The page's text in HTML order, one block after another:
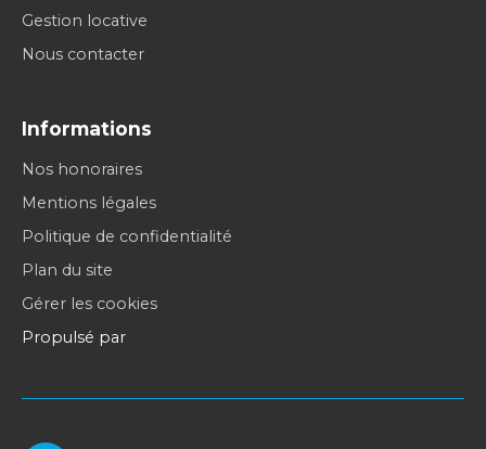
Gestion locative
Nous contacter
Informations
Nos honoraires
Mentions légales
Politique de confidentialité
Plan du site
Gérer les cookies
Propulsé par